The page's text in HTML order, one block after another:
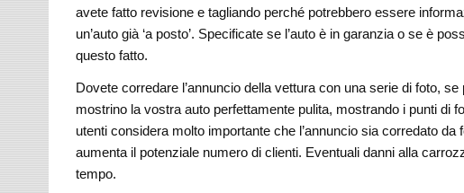
avete fatto revisione e tagliando perché potrebbero essere
un’auto già ‘a posto’. Specificate se l’auto è in garanzia o se è
questo fatto.
Dovete corredare l’annuncio della vettura con una serie di foto,
mostrino la vostra auto perfettamente pulita, mostrando i punti di
utenti considera molto importante che l’annuncio sia corredato
aumenta il potenziale numero di clienti. Eventuali danni alla
tempo.